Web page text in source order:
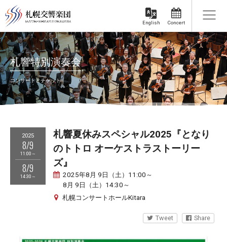
Concert
English
札響特別演奏会
コンサートとチケット
2025
8/9
11:00～
8/9
14:30～
札響夏休みスペシャル2025『となり
のトトロ オーケストラストーリー
ズ』
2025年8月 9日（土）11:00～
8月 9日（土）14:30～
札幌コンサートホールKitara
Tweet Share